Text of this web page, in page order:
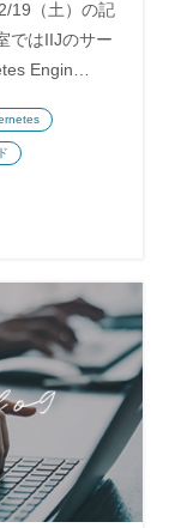
19（土）の記
ではIIJのサー
Engin…